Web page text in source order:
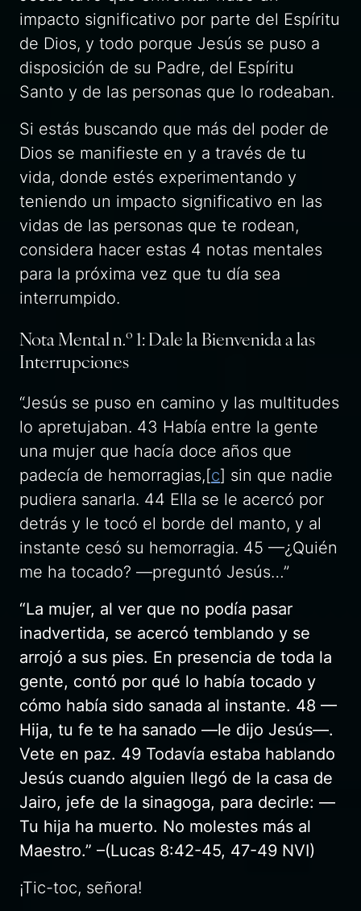
impacto significativo por parte del Espíritu
de Dios, y todo porque Jesús se puso a
disposición de su Padre, del Espíritu
Santo y de las personas que lo rodeaban.
Si estás buscando que más del poder de
Dios se manifieste en y a través de tu
vida, donde estés experimentando y
teniendo un impacto significativo en las
vidas de las personas que te rodean,
considera hacer estas 4 notas mentales
para la próxima vez que tu día sea
interrumpido.
Nota Mental n.º 1: Dale la Bienvenida a las
Interrupciones
“Jesús se puso en camino y las multitudes
lo apretujaban. 43 Había entre la gente
una mujer que hacía doce años que
padecía de hemorragias,[c] sin que nadie
pudiera sanarla. 44 Ella se le acercó por
detrás y le tocó el borde del manto, y al
instante cesó su hemorragia. 45 —¿Quién
me ha tocado? —preguntó Jesús…”
“La mujer, al ver que no podía pasar
inadvertida, se acercó temblando y se
arrojó a sus pies. En presencia de toda la
gente, contó por qué lo había tocado y
cómo había sido sanada al instante. 48 —
Hija, tu fe te ha sanado —le dijo Jesús—.
Vete en paz. 49 Todavía estaba hablando
Jesús cuando alguien llegó de la casa de
Jairo, jefe de la sinagoga, para decirle: —
Tu hija ha muerto. No molestes más al
Maestro.” –(Lucas 8:42-45, 47-49 NVI)
¡Tic-toc, señora!